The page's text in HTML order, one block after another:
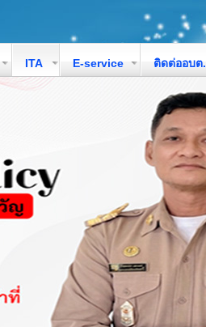
ITA E-service ติดต่ออบต.